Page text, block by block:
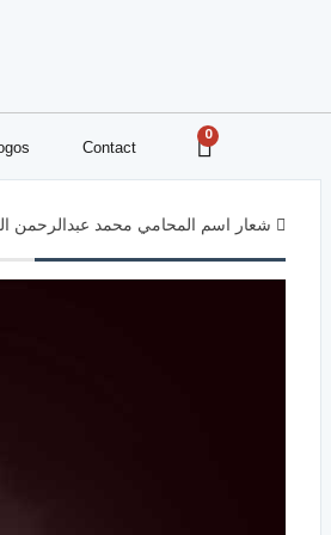
Contact
0
شعار اسم المحامي محمد عبدالرحمن